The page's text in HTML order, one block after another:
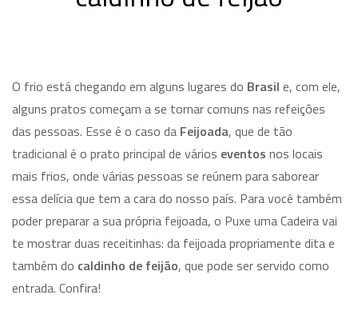
O frio está chegando em alguns lugares do Brasil e, com ele,
alguns pratos começam a se tornar comuns nas refeições
das pessoas. Esse é o caso da Feijoada, que de tão
tradicional é o prato principal de vários eventos nos locais
mais frios, onde várias pessoas se reúnem para saborear
essa delícia que tem a cara do nosso país. Para você também
poder preparar a sua própria feijoada, o Puxe uma Cadeira vai
te mostrar duas receitinhas: da feijoada propriamente dita e
também do caldinho de feijão, que pode ser servido como
entrada. Confira!